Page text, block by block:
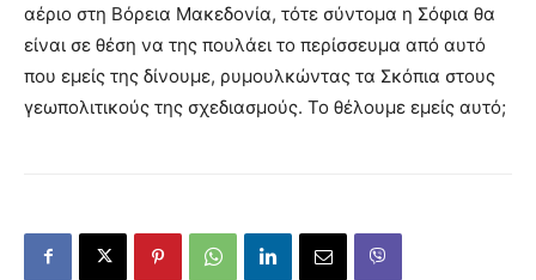
αέριο στη Βόρεια Μακεδονία, τότε σύντομα η Σόφια θα
είναι σε θέση να της πουλάει το περίσσευμα από αυτό
που εμείς της δίνουμε, ρυμουλκώντας τα Σκόπια στους
γεωπολιτικούς της σχεδιασμούς. Το θέλουμε εμείς αυτό;